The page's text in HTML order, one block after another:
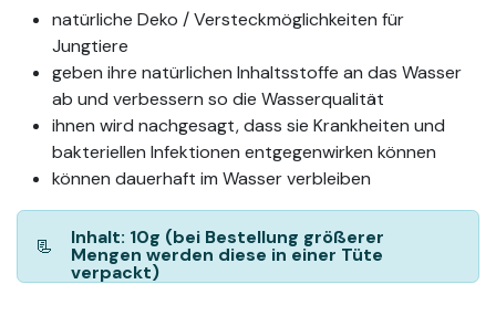
natürliche Deko / Versteckmöglichkeiten für
Jungtiere
geben ihre natürlichen Inhaltsstoffe an das Wasser
ab und verbessern so die Wasserqualität
ihnen wird nachgesagt, dass sie Krankheiten und
bakteriellen Infektionen entgegenwirken können
können dauerhaft im Wasser verbleiben
📃 Inhalt: 10g (bei Bestellung größerer
Mengen werden diese in einer Tüte
verpackt)